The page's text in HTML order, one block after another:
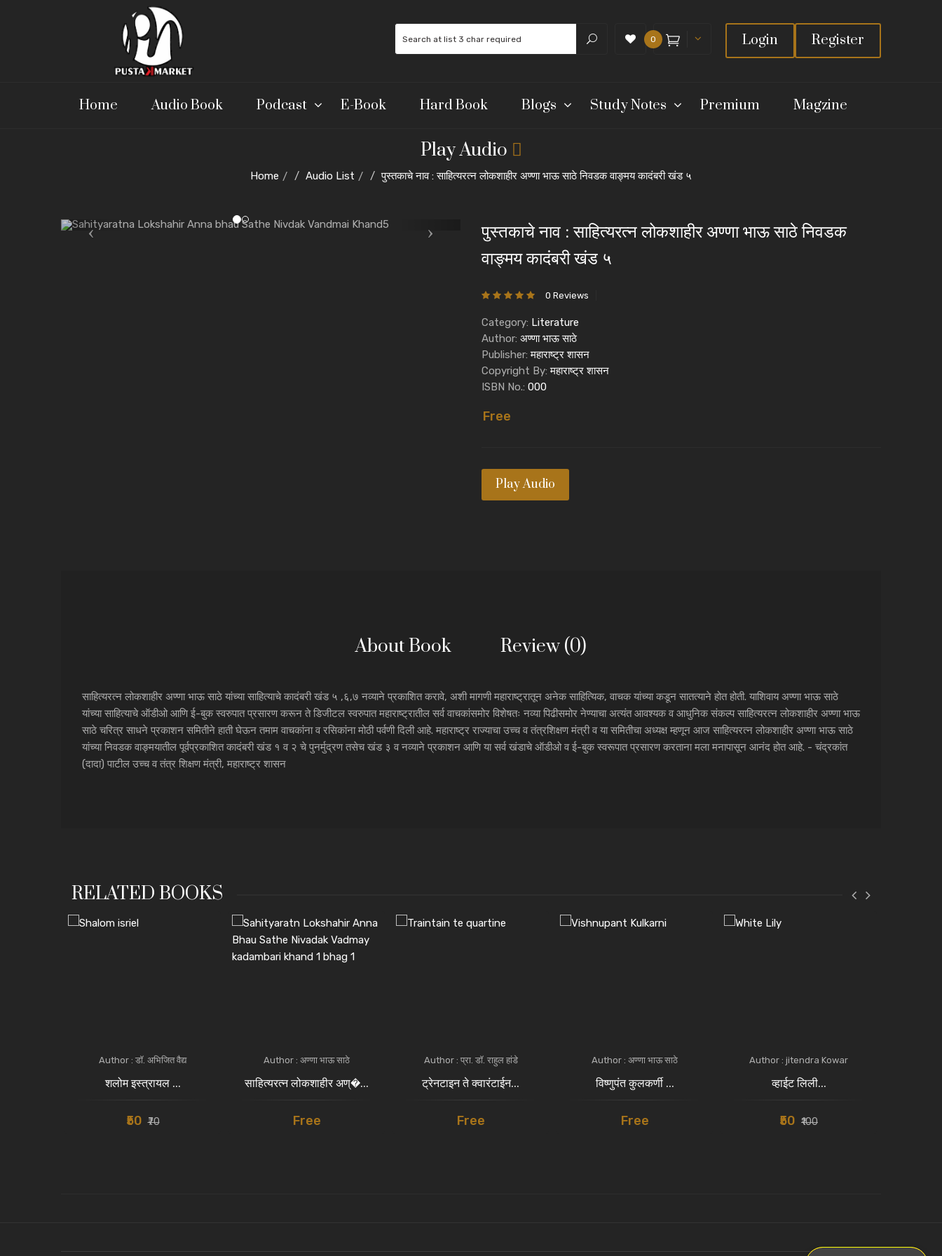
0 Login Register
Home Audio Book Podcast E-Book Hard Book Blogs Study Notes Premium Magzine
Play Audio
Home Audio List पुस्तकाचे नाव : साहित्यरत्न लोकशाहीर अण्णा भाऊ साठे निवडक वाङ्मय कादंबरी खंड ५
पुस्तकाचे नाव : साहित्यरत्न लोकशाहीर अण्णा भाऊ साठे निवडक
वाङ्मय कादंबरी खंड ५
0 Reviews
Category: Literature
Author: अण्णा भाऊ साठे
Publisher:महाराष्ट्र शासन
Copyright By:महाराष्ट्र शासन
ISBN No.: 000
Free
Play Audio
About Book Review (0)
साहित्यरत्न लोकशाहीर अण्णा भाऊ साठे यांच्या साहित्याचे कादंबरी खंड ५ ,६,७ नव्याने प्रकाशित करावे, अशी मागणी महाराष्ट्रातून अनेक साहित्यिक, वाचक यांच्या कडून सातत्याने होत होती. याशिवाय अण्णा भाऊ साठे
यांच्या साहित्याचे ऑडीओ आणि ई-बुक स्वरुपात प्रसारण करून ते डिजीटल स्वरुपात महाराष्ट्रातील सर्व वाचकांसमोर विशेषतः नव्या पिढीसमोर नेण्याचा अत्यंत आवश्यक व आधुनिक संकल्प साहित्यरत्न लोकशाहीर अण्णा भाऊ
साठे चरित्र साधने प्रकाशन समितीने हाती घेऊन तमाम वाचकांना व रसिकांना मोठी पर्वणी दिली आहे. महाराष्ट्र राज्याचा उच्च व तंत्रशिक्षण मंत्री व या समितीचा अध्यक्ष म्हणून आज साहित्यरत्न लोकशाहीर अण्णा भाऊ साठे
यांच्या निवडक वाङ्मयातील पूर्वप्रकाशित कादंबरी खंड १ व २ चे पुनर्मुद्रण तसेच खंड ३ व नव्याने प्रकाशन आणि या सर्व खंडाचे ऑडीओ व ई-बुक स्वरूपात प्रसारण करताना मला मनापासून आनंद होत आहे. - चंद्रकांत
(दादा) पाटील उच्च व तंत्र शिक्षण मंत्री, महाराष्ट्र शासन
RELATED BOOKS
Author : डॉ. अभिजित वैद्य
शलोम इस्त्रायल ...
₹50 ₹70
Author : अण्णा भाऊ साठे
साहित्यरत्न लोकशाहीर अण्�...
Free
Author : प्रा. डॉ. राहुल हांडे
ट्रेनटाइन ते क्वारंटाईन...
Free
Author : अण्णा भाऊ साठे
विष्णुपंत कुलकर्णी ...
Free
Author : jitendra Kowar
व्हाईट लिली...
₹50 ₹100